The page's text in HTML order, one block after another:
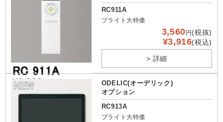
RC911A
ブライト大特価
3,560 円 (税抜)
¥3,916(税込)
> 詳細
ODELIC(オーデリック)
オプション
RC913A
ブライト大特価